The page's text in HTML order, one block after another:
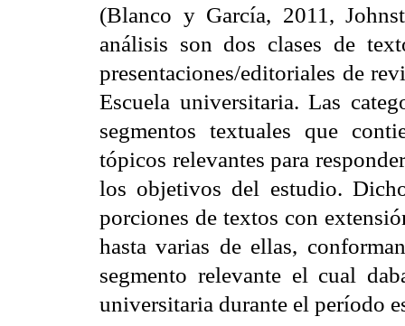
(Blanco y García, 2011,
análisis son dos clases de
presentaciones/editoriales de
Escuela universitaria. Las
segmentos textuales que
tópicos relevantes para
los objetivos del estudio.
porciones de textos con
hasta varias de ellas,
segmento relevante el cual
universitaria durante el período